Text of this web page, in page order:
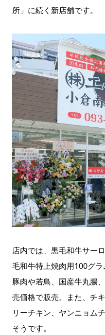
所」に続く新店舗です。
店内では、黒毛和牛サー
毛和牛特上焼肉用100グラ
豚肉や若鳥、国産牛丸腸
売価格で販売。また、チ
リーチキン、ヤンニョム
そうです。